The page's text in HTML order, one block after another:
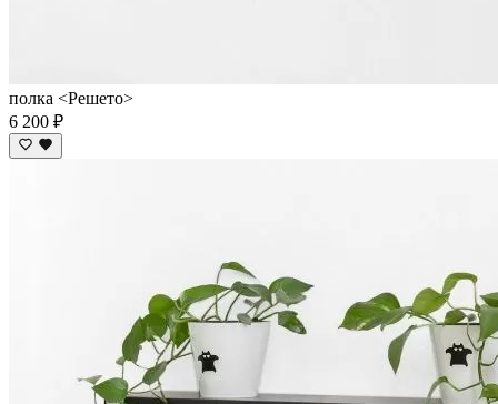
полка <Решето>
6 200 ₽